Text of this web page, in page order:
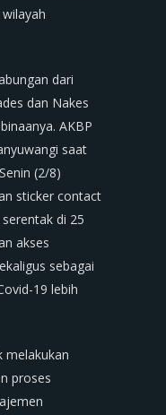
dari
dan Nakes
AKBP
saat
(2/8)
sticker contact
di 25
akses
sebagai
19 lebih
melakukan
proses